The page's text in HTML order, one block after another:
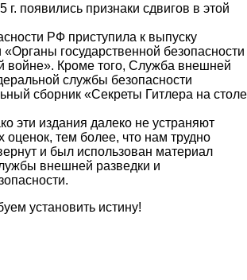
г. появились признаки сдвигов в этой
РФ приступила к выпуску
государственной безопасности
войне». Кроме того, Служба внешней
службы безопасности
сборник «Секреты Гитлера на столе
эти издания далеко не устраняют
оценок, тем более, что нам трудно
и был использован материал
внешней разведки и
установить истину!